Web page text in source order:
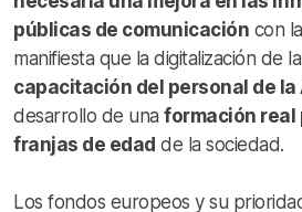
públicas de comunicación con
manifiesta que la digitalización de
capacitación del personal de
desarrollo de una formación real
franjas de edad de la sociedad.
Los fondos europeos y su